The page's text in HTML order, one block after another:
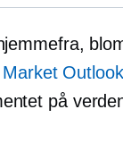
Outlook
på